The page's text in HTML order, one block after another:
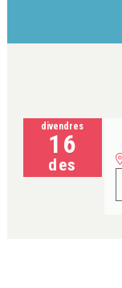
divendres
16
des